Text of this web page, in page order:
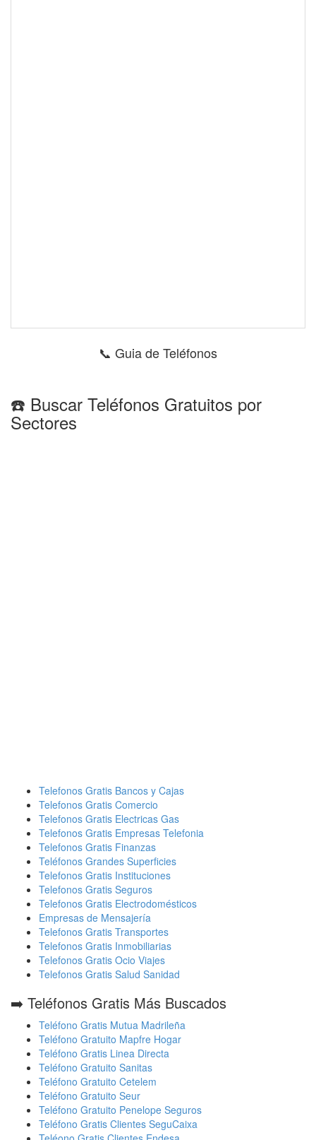
📞 Guia de Teléfonos
☎️ Buscar Teléfonos Gratuitos por
Sectores
Telefonos Gratis Bancos y Cajas
Telefonos Gratis Comercio
Telefonos Gratis Electricas Gas
Telefonos Gratis Empresas Telefonia
Telefonos Gratis Finanzas
Teléfonos Grandes Superficies
Telefonos Gratis Instituciones
Telefonos Gratis Seguros
Telefonos Gratis Electrodomésticos
Empresas de Mensajería
Telefonos Gratis Transportes
Telefonos Gratis Inmobiliarias
Telefonos Gratis Ocio Viajes
Telefonos Gratis Salud Sanidad
➡️ Teléfonos Gratis Más Buscados
Teléfono Gratis Mutua Madrileña
Teléfono Gratuito Mapfre Hogar
Teléfono Gratis Linea Directa
Teléfono Gratuito Sanitas
Teléfono Gratuito Cetelem
Teléfono Gratuito Seur
Teléfono Gratuito Penelope Seguros
Teléfono Gratis Clientes SeguCaixa